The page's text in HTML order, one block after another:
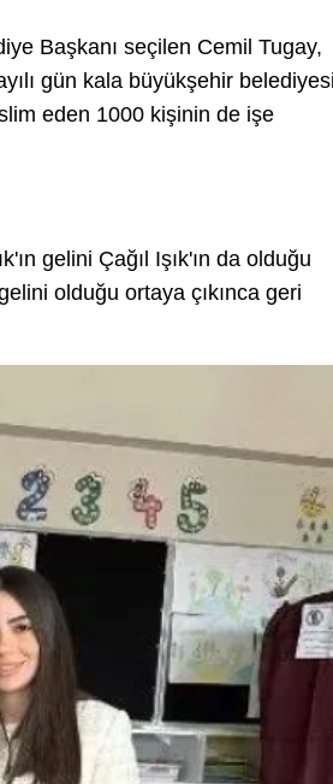
Başkanı seçilen Cemil Tugay,
gün kala büyükşehir
eden 1000 kişinin de işe
gelini Çağıl Işık'ın da olduğu
olduğu ortaya çıkınca geri